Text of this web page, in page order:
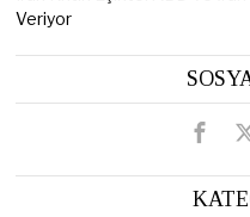
Veriyor